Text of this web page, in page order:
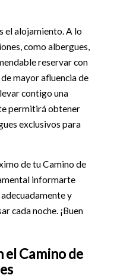
el alojamiento. A lo
como albergues,
reservar con
mayor afluencia de
contigo una
permitirá obtener
exclusivos para
de tu Camino de
informarte
y
cada noche. ¡Buen
Camino de